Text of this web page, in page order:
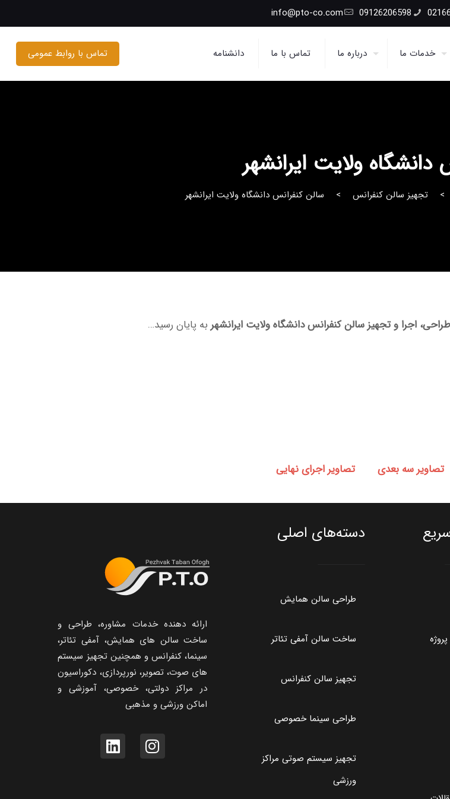
09126206598
info@pto-co.com
خدمات ما درباره ما تماس با ما دانشنامه تماس با روابط عمومی
ولایت ایرانشهر
تجهیز سالن کنفرانس سالن کنفرانس دانشگاه ولایت ایرانشهر
اجرا و تجهیز سالن کنفرانس دانشگاه ولایت ایرانشهر به پایان رسید…
تصاویر سه بعدی تصاویر اجرای نهایی
دسته‌های اصلی
طراحی سالن همایش
ساخت سالن آمفی تئاتر
تجهیز سالن کنفرانس
طراحی سینما خصوصی
تجهیز سیستم صوتی مراکز
ورزشی
ارائه دهنده خدمات مشاوره، طراحی و
ساخت سالن های همایش، آمفی تئاتر،
سینما، کنفرانس و همچنین تجهیز سیستم
های صوت، تصویر، نورپردازی، دکوراسیون
در مراکز دولتی، خصوصی، آموزشی و
اماکن ورزشی و مذهبی